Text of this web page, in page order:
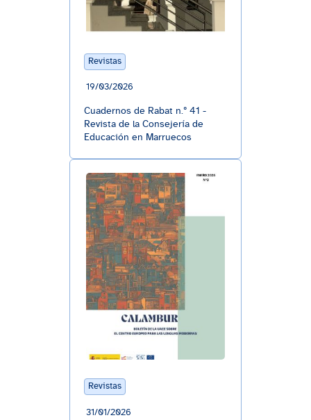
Revistas
19/03/2026
Cuadernos de Rabat n.º 41 -
Revista de la Consejería de
Educación en Marruecos
Revistas
31/01/2026